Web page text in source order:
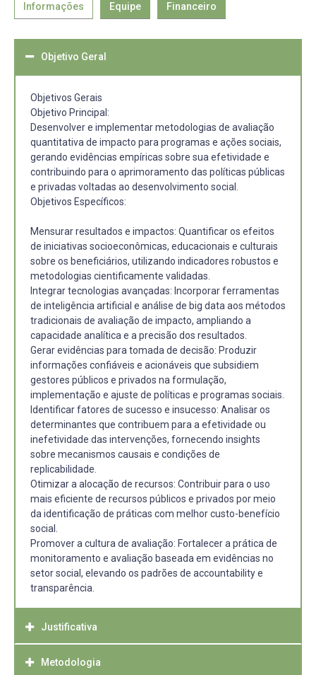
Informações Equipe Financeiro
Objetivo Geral
Objetivos Gerais
Objetivo Principal:
Desenvolver e implementar metodologias de avaliação
quantitativa de impacto para programas e ações sociais,
gerando evidências empíricas sobre sua efetividade e
contribuindo para o aprimoramento das políticas públicas
e privadas voltadas ao desenvolvimento social.
Objetivos Específicos:
Mensurar resultados e impactos: Quantificar os efeitos
de iniciativas socioeconômicas, educacionais e culturais
sobre os beneficiários, utilizando indicadores robustos e
metodologias cientificamente validadas.
Integrar tecnologias avançadas: Incorporar ferramentas
de inteligência artificial e análise de big data aos métodos
tradicionais de avaliação de impacto, ampliando a
capacidade analítica e a precisão dos resultados.
Gerar evidências para tomada de decisão: Produzir
informações confiáveis e acionáveis que subsidiem
gestores públicos e privados na formulação,
implementação e ajuste de políticas e programas sociais.
Identificar fatores de sucesso e insucesso: Analisar os
determinantes que contribuem para a efetividade ou
inefetividade das intervenções, fornecendo insights
sobre mecanismos causais e condições de
replicabilidade.
Otimizar a alocação de recursos: Contribuir para o uso
mais eficiente de recursos públicos e privados por meio
da identificação de práticas com melhor custo-benefício
social.
Promover a cultura de avaliação: Fortalecer a prática de
monitoramento e avaliação baseada em evidências no
setor social, elevando os padrões de accountability e
transparência.
Justificativa
Justificativa
Metodologia